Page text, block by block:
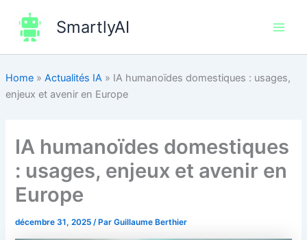
contenu
SmartlyAI
Home» Actualités IA» IA humanoïdes domestiques : usages,
enjeux et avenir en Europe
IA humanoïdes domestiques
: usages, enjeux et avenir en
Europe
décembre 31, 2025/ ParGuillaume Berthier